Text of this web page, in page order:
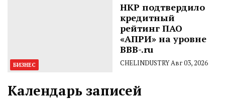
БИЗНЕС
НКР подтвердило
кредитный
рейтинг ПАО
«АПРИ» на уровне
BBB-.ru
CHELINDUSTRYАвг 03, 2026
Календарь записей